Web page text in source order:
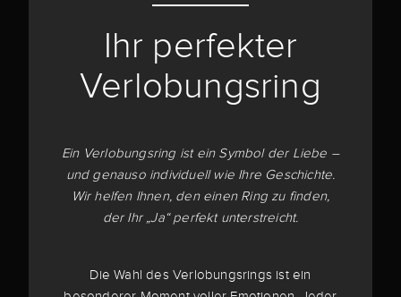
Ihr perfekter
Verlobungsring
Ein Verlobungsring ist ein Symbol der Liebe –
und genauso individuell wie Ihre Geschichte.
Wir helfen Ihnen, den einen Ring zu finden,
der Ihr „Ja“ perfekt unterstreicht.
Die Wahl des Verlobungsrings ist ein